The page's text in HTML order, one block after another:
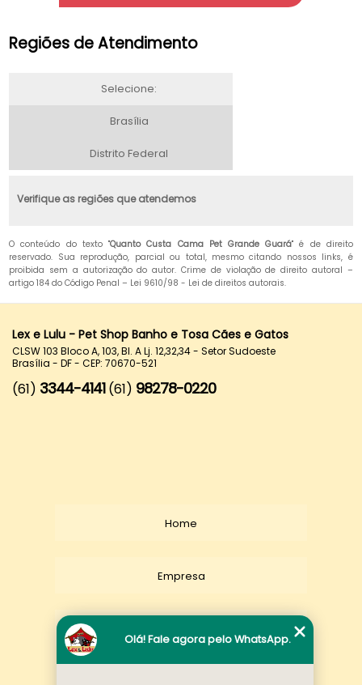
Regiões de Atendimento
Selecione:
Brasília
Distrito Federal
Verifique as regiões que atendemos
O conteúdo do texto "Quanto Custa Cama Pet Grande Guará" é de direito
reservado. Sua reprodução, parcial ou total, mesmo citando nossos links, é
proibida sem a autorização do autor. Crime de violação de direito autoral –
artigo 184 do Código Penal – Lei 9610/98 - Lei de direitos autorais.
Lex e Lulu - Pet Shop Banho e Tosa Cães e Gatos
CLSW 103 Bloco A, 103, Bl. A Lj. 12,32,34 - Setor Sudoeste
Brasília - DF - CEP: 70670-521
(61) 3344-4141 (61) 98278-0220
Home
Empresa
Olá! Fale agora pelo WhatsApp.